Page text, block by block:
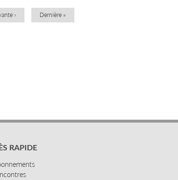
›
Dernière
Dernière »
RAPIDE